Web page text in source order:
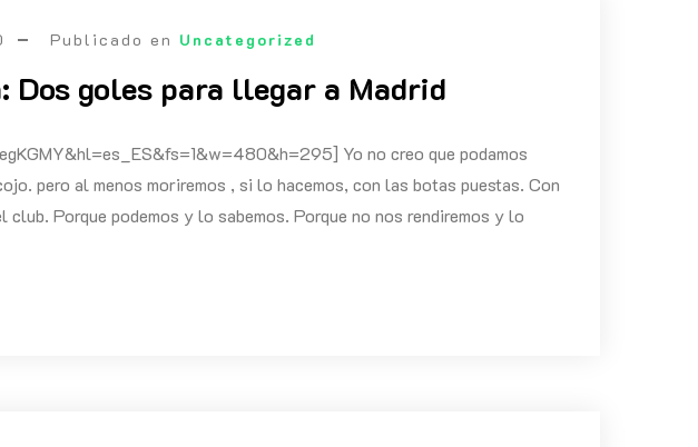
Publicado en Uncategorized
Dos goles para llegar a Madrid
Yo no creo que podamos
pero al menos moriremos , si lo hacemos, con las botas puestas. Con
Porque podemos y lo sabemos. Porque no nos rendiremos y lo